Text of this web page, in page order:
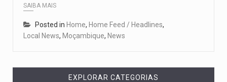
SAIBA MAIS
Posted in Home, Home Feed / Headlines,
Local News, Moçambique, News
EXPLORAR CATEGORIAS